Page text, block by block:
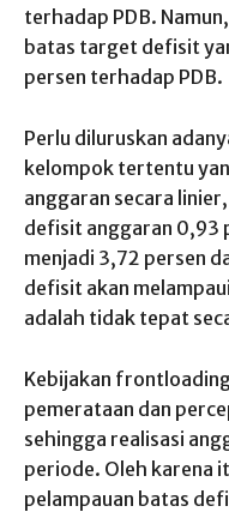
terhadap PDB.
batas target defisit
persen terhadap PDB.
Perlu diluruskan
kelompok tertentu
anggaran secara
defisit anggaran 0,93
menjadi 3,72 persen
defisit akan
adalah tidak tepat
Kebijakan
pemerataan dan
sehingga realisasi
periode. Oleh karena
pelampauan batas